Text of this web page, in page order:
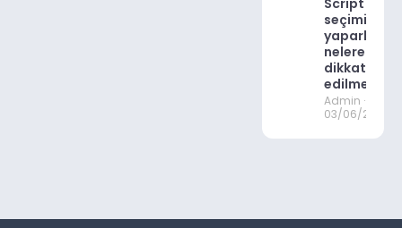
seçimi
yaparken
nelere
dikkat
edilmeli?
Admin
03/06/2023